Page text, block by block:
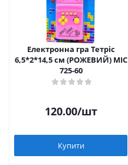
Електронна гра Тетріс
6,5*2*14,5 см (РОЖЕВИЙ) MIC
725-60
120.00/шт
Купити